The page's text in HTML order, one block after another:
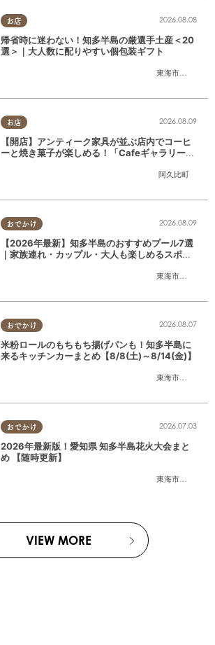
お店
東海市
,大府市
2026.08.08
帰省時に迷わない！知多半島の厳選手土産＜20
選＞｜大人数に配りやすい個包装ギフト
お店
阿久比町
2026.08.09
【開店】アンティーク家具が並ぶ店内でコーヒ
ーと焼き菓子が楽しめる！「CafeギャラリーA
おでかけ
東海市
,大府市
2026.08.09
【2026年最新】知多半島のおすすめプール7選
｜家族連れ・カップル・大人も楽しめるスポッ
おでかけ
東海市
,大府市
2026.08.07
米粉ロールのもちもち揚げパンも！知多半島に
来るキッチンカーまとめ【8/8(土)～8/14(金)】
おでかけ
東海市
,大府市
2026.07.03
2026年最新版！愛知県 知多半島花火大会まと
め 【随時更新】
VIEW MORE